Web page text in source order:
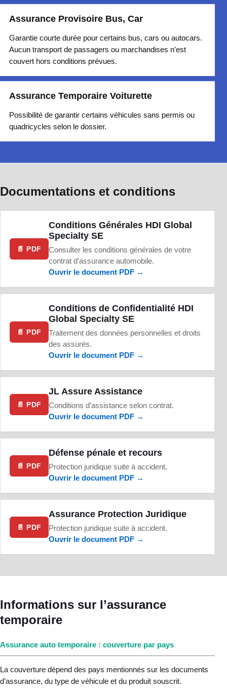
Assurance Provisoire Bus, Car
Garantie courte durée pour certains bus, cars ou autocars.
Aucun transport de passagers ou marchandises n’est
couvert hors conditions prévues.
Assurance Temporaire Voiturette
Possibilité de garantir certains véhicules sans permis ou
quadricycles selon le dossier.
Documentations et conditions
📄 PDF
Conditions Générales HDI Global
Specialty SE
Consulter les conditions générales de votre
contrat d'assurance automobile.
Ouvrir le document PDF →
📄 PDF
Conditions de Confidentialité HDI
Global Specialty SE
Traitement des données personnelles et droits
des assurés.
Ouvrir le document PDF →
📄 PDF
JL Assure Assistance
Conditions d’assistance selon contrat.
Ouvrir le document PDF →
📄 PDF
Défense pénale et recours
Protection juridique suite à accident.
Ouvrir le document PDF →
📄 PDF
Assurance Protection Juridique
Protection juridique suite à accident.
Ouvrir le document PDF →
Informations sur l’assurance
temporaire
Assurance auto temporaire : couverture par pays
La couverture dépend des pays mentionnés sur les documents
d’assurance, du type de véhicule et du produit souscrit.